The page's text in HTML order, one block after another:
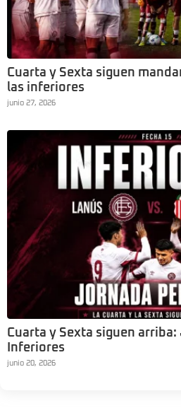
Cuarta y Sexta siguen
las inferiores
junio 27, 2026
Cuarta y Sexta siguen
Inferiores
junio 20, 2026